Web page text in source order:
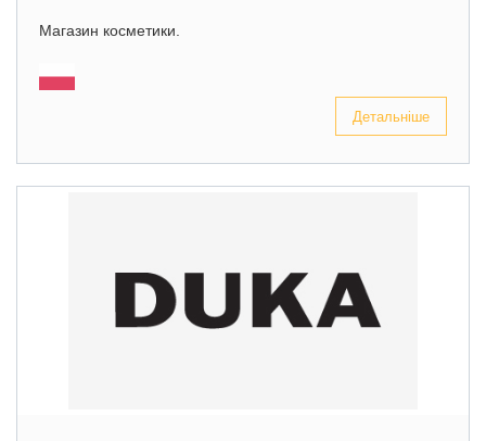
Магазин косметики.
Детальніше